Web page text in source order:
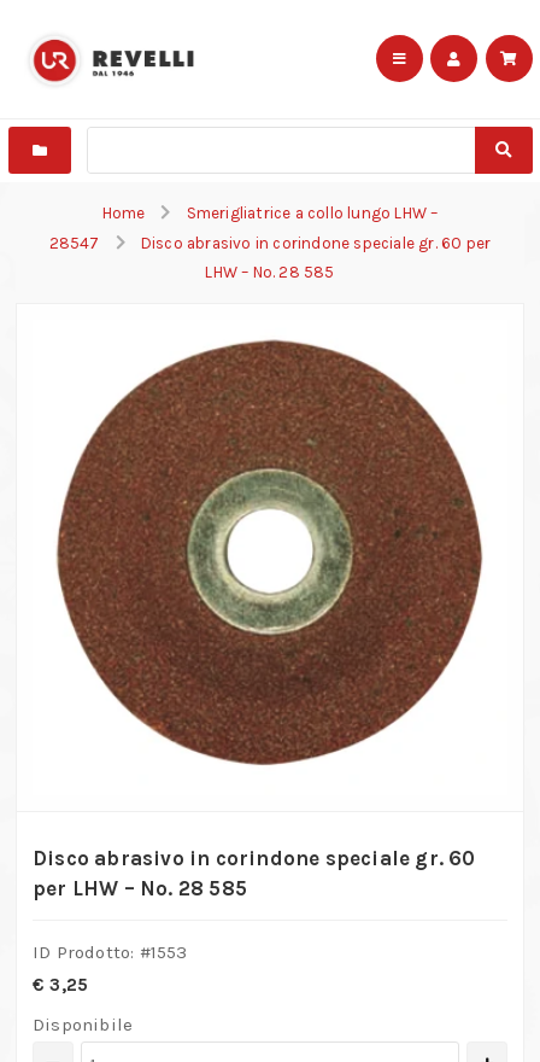
Home
Smerigliatrice a collo lungo LHW –
28547
Disco abrasivo in corindone speciale gr. 60 per
LHW – No. 28 585
Disco abrasivo in corindone speciale gr. 60
per LHW – No. 28 585
ID Prodotto: #1553
€ 3,25
Disponibile